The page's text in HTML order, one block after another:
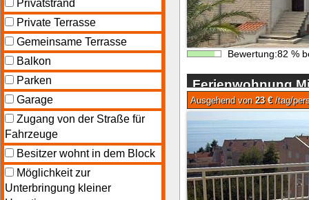
Privatstrand
Private Terrasse
Gemeinsame Terrasse
Balkon
Parken
Garage
Zugang von der Straße für
Fahrzeuge
Besitzer wohnt in dem Block
Möglichkeit zur
Unterbringung kleiner
Bewertung:82 %
Ferienwohnung
Makarska
Ausgehend von 23 €/tag/